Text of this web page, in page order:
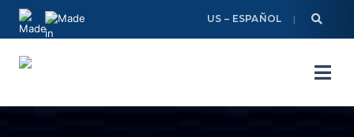
Skip
content
US – ESPAÑOL